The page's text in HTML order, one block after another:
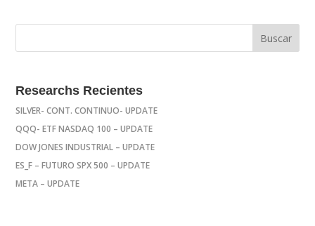
Researchs Recientes
SILVER- CONT. CONTINUO- UPDATE
QQQ- ETF NASDAQ 100 – UPDATE
DOW JONES INDUSTRIAL – UPDATE
ES_F – FUTURO SPX 500 – UPDATE
META – UPDATE